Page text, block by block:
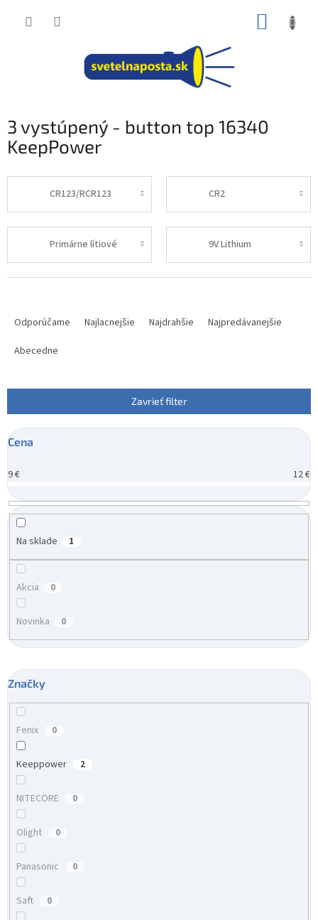
3 vystúpený - button top 16340
KeepPower
CR123/RCR123 CR2
Primárne lítiové 9V Lithium
p
r
o
u
k
t
o
Odporúčame Najlacnejšie Najdrahšie
Najpredávanejšie
Abecedne
Zavrieť filter
Cena
9€ 12€
Na sklade 1
Akcia 0
Novinka 0
Značky
Fenix 0
Keeppower 2
NITECORE 0
Olight 0
Panasonic 0
Saft 0